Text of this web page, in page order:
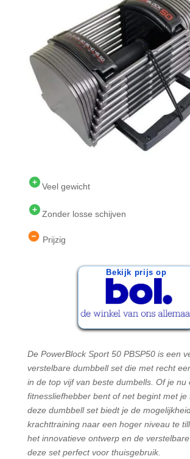
Veel gewicht
Zonder losse schijven
Prijzig
Bekijk prijs op
De PowerBlock Sport 50 PBSP50 is een
verstelbare dumbbell set die met recht
in de top vijf van beste dumbells. Of je nu
fitnessliefhebber bent of net begint met je
deze dumbbell set biedt je de
krachttraining naar een hoger niveau te
het innovatieve ontwerp en de
deze set perfect voor thuisgebruik.